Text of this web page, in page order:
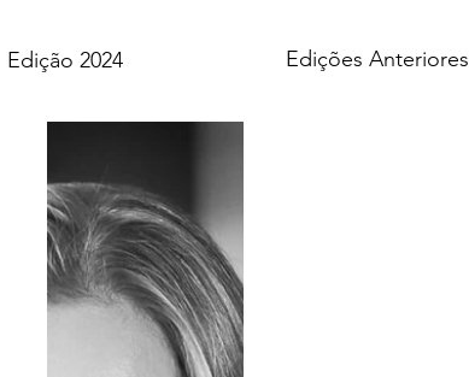
Edição 2024 Edições Anteriores